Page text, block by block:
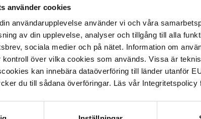
använder cookies
användarupplevelse använder vi och våra
av din upplevelse, analyser och tillgång till alla
sociala medier och på nätet. Information om
kontroll över vilka cookies som används. Vissa är
kan innebära dataöverföring till länder utanför
du till sådana överföringar. Läs vår Integritetspolicy
produkt